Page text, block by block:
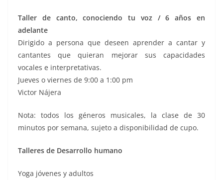
Taller de canto, conociendo tu voz / 6 años en
adelante
Dirigido a persona que deseen aprender a cantar y
cantantes que quieran mejorar sus capacidades
vocales e interpretativas.
Jueves o viernes de 9:00 a 1:00 pm
Victor Nájera
Nota: todos los géneros musicales, la clase de 30
minutos por semana, sujeto a disponibilidad de cupo.
Talleres de Desarrollo humano
Yoga jóvenes y adultos